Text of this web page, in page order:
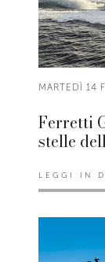
MARTEDÌ 14
Ferretti
stelle
LEGGI IN